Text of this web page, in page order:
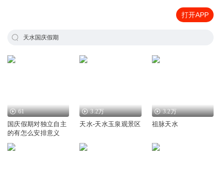
打开APP
天水国庆假期
61
国庆假期对独立自主
的有怎么安排意义
3.2万
天水-天水玉泉观景区
3.2万
祖脉天水